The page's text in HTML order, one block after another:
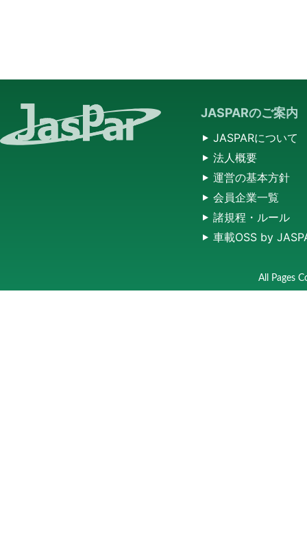
JASPARのご案内
JASPARについて
法人概要
運営の基本方針
会員企業一覧
諸規程・ルール
車載OSS by
All Pages